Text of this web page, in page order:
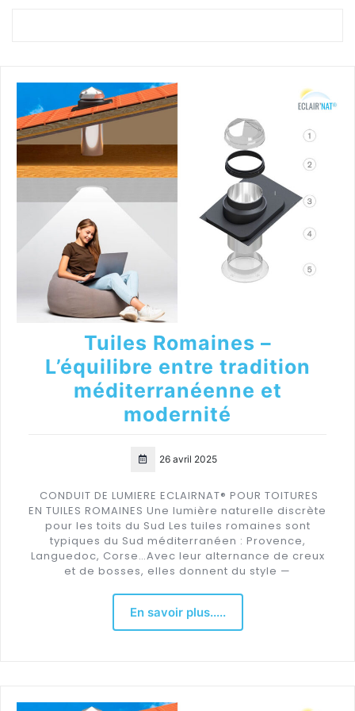
Tuiles Romaines –
L’équilibre entre tradition
méditerranéenne et
modernité
26 avril 2025
CONDUIT DE LUMIERE ECLAIRNAT® POUR TOITURES
EN TUILES ROMAINES Une lumière naturelle discrète
pour les toits du Sud Les tuiles romaines sont
typiques du Sud méditerranéen : Provence,
Languedoc, Corse…Avec leur alternance de creux
et de bosses, elles donnent du style —
En savoir plus.....